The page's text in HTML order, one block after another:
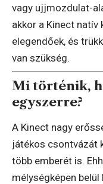
vagy ujjmozdulat-
akkor a Kinect natív
elegendőek, és
van szükség.
Mi történik,
egyszerre?
A Kinect nagy
játékos csontvázát
több emberét is.
mélységképen belül